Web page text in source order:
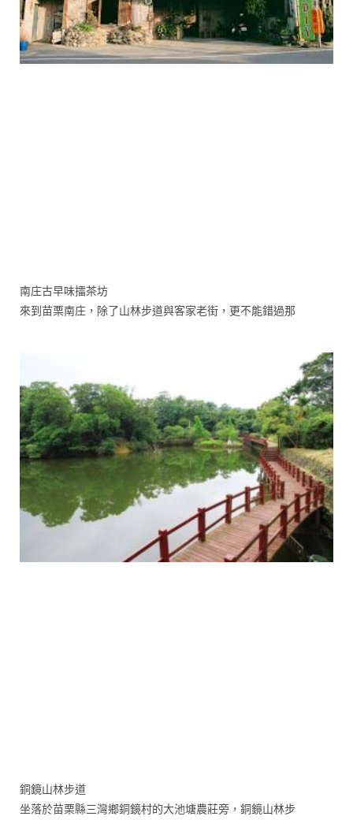
南庄古早味擂茶坊
來到苗栗南庄，除了山林步道與客家老街，更不能錯過那
銅鏡山林步道
坐落於苗栗縣三灣鄉銅鏡村的大池塘農莊旁，銅鏡山林步